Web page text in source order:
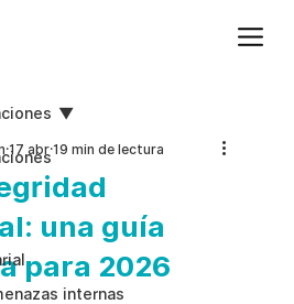
internas
una guía
para 2026
17 abr 19 min de lectura